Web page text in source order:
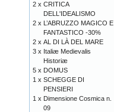
2 x CRITICA
DELL'IDEALISMO
2 x L’ABRUZZO MAGICO E
FANTASTICO -30%
2 x AL DI LÀ DEL MARE
3 x Italiæ Medievalis
Historiæ
5 x DOMUS
1 x SCHEGGE DI
PENSIERI
1 x Dimensione Cosmica n.
09